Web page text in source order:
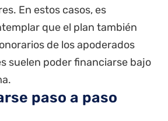
En estos casos, es
que el plan también
de los apoderados
suelen poder financiarse bajo
paso a paso